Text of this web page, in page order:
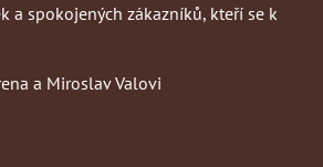
a spokojených zákazníků, kteří se k
a Miroslav Valovi